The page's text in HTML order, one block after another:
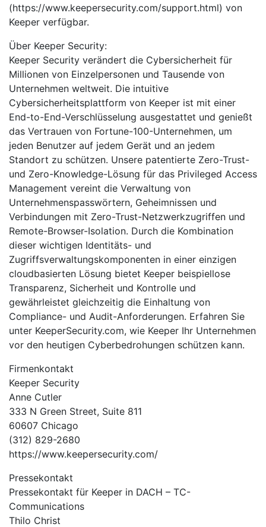
(https://www.keepersecurity.com/support.html) von
Keeper verfügbar.
Über Keeper Security:
Keeper Security verändert die Cybersicherheit für
Millionen von Einzelpersonen und Tausende von
Unternehmen weltweit. Die intuitive
Cybersicherheitsplattform von Keeper ist mit einer
End-to-End-Verschlüsselung ausgestattet und genießt
das Vertrauen von Fortune-100-Unternehmen, um
jeden Benutzer auf jedem Gerät und an jedem
Standort zu schützen. Unsere patentierte Zero-Trust-
und Zero-Knowledge-Lösung für das Privileged Access
Management vereint die Verwaltung von
Unternehmenspasswörtern, Geheimnissen und
Verbindungen mit Zero-Trust-Netzwerkzugriffen und
Remote-Browser-Isolation. Durch die Kombination
dieser wichtigen Identitäts- und
Zugriffsverwaltungskomponenten in einer einzigen
cloudbasierten Lösung bietet Keeper beispiellose
Transparenz, Sicherheit und Kontrolle und
gewährleistet gleichzeitig die Einhaltung von
Compliance- und Audit-Anforderungen. Erfahren Sie
unter KeeperSecurity.com, wie Keeper Ihr Unternehmen
vor den heutigen Cyberbedrohungen schützen kann.
Firmenkontakt
Keeper Security
Anne Cutler
333 N Green Street, Suite 811
60607 Chicago
(312) 829-2680
https://www.keepersecurity.com/
Pressekontakt
Pressekontakt für Keeper in DACH – TC-
Communications
Thilo Christ